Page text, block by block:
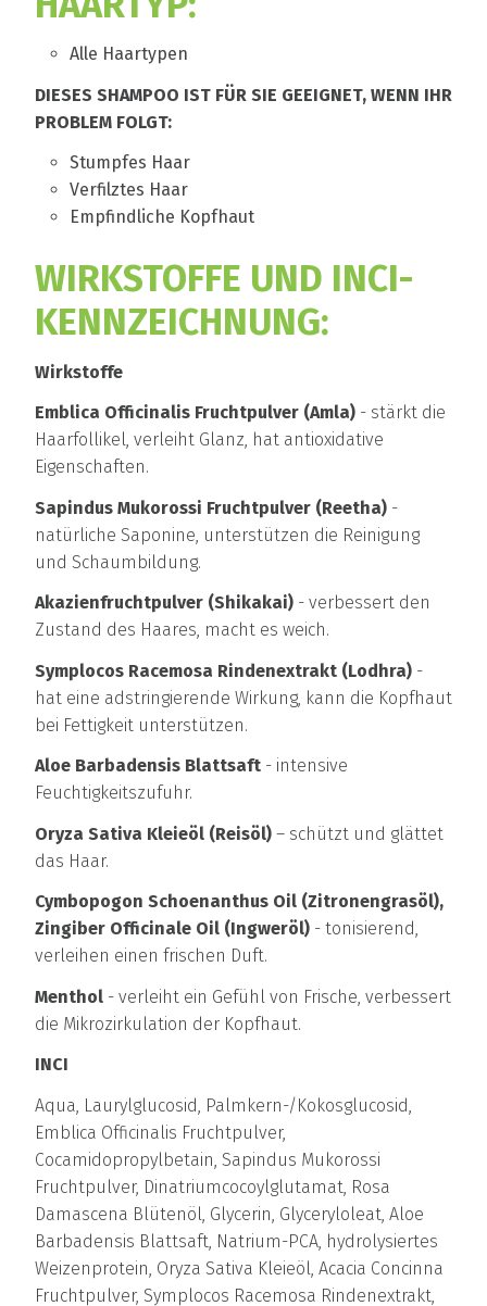
Alle Haartypen
DIESES SHAMPOO IST FÜR SIE GEEIGNET, WENN IHR
PROBLEM FOLGT:
Stumpfes Haar
Verfilztes Haar
Empfindliche Kopfhaut
WIRKSTOFFE UND INCI-
KENNZEICHNUNG:
Wirkstoffe
Emblica Officinalis Fruchtpulver (Amla) - stärkt die
Haarfollikel, verleiht Glanz, hat antioxidative
Eigenschaften.
Sapindus Mukorossi Fruchtpulver (Reetha) -
natürliche Saponine, unterstützen die Reinigung
und Schaumbildung.
Akazienfruchtpulver (Shikakai) - verbessert den
Zustand des Haares, macht es weich.
Symplocos Racemosa Rindenextrakt (Lodhra) -
hat eine adstringierende Wirkung, kann die Kopfhaut
bei Fettigkeit unterstützen.
Aloe Barbadensis Blattsaft - intensive
Feuchtigkeitszufuhr.
Oryza Sativa Kleieöl (Reisöl) – schützt und glättet
das Haar.
Cymbopogon Schoenanthus Oil (Zitronengrasöl),
Zingiber Officinale Oil (Ingweröl) - tonisierend,
verleihen einen frischen Duft.
Menthol - verleiht ein Gefühl von Frische, verbessert
die Mikrozirkulation der Kopfhaut.
INCI
Aqua, Laurylglucosid, Palmkern-/Kokosglucosid,
Emblica Officinalis Fruchtpulver,
Cocamidopropylbetain, Sapindus Mukorossi
Fruchtpulver, Dinatriumcocoylglutamat, Rosa
Damascena Blütenöl, Glycerin, Glyceryloleat, Aloe
Barbadensis Blattsaft, Natrium-PCA, hydrolysiertes
Weizenprotein, Oryza Sativa Kleieöl, Acacia Concinna
Fruchtpulver, Symplocos Racemosa Rindenextrakt,